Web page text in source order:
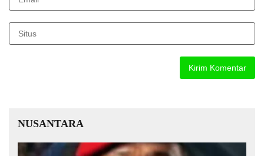
NUSANTARA